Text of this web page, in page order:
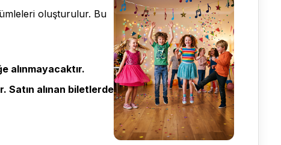
oluşturulur. Bu
alınmayacaktır.
Satın alınan biletlerde